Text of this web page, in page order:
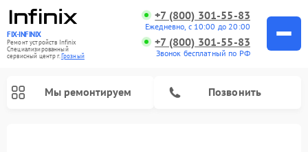
FIX-INFINIX
Ремонт устройств Infinix
Специализированный
cервисный центр г.Грозный
+7 (800) 301-55-83
Ежедневно, с 10:00 до 20:00
+7 (800) 301-55-83
Звонок бесплатный по РФ
Мы ремонтируем Позвонить